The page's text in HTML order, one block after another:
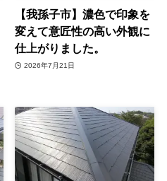
【我孫子市】濃色で印象を
変えて意匠性の高い外観に
仕上がりました。
2026年7月21日